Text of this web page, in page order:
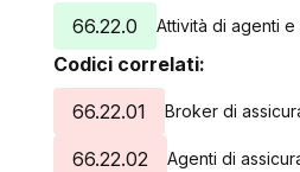
66.22.0
Attività di agenti
Codici correlati:
66.22.01
Broker di
66.22.02 Agenti di